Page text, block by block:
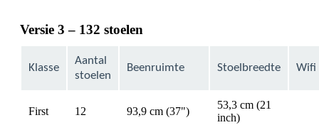
Versie 3 – 132 stoelen
Klasse
Aantal
stoelen
Beenruimte Stoelbreedte Wifi
First 12 93,9 cm (37")
53,3 cm (21
inch)